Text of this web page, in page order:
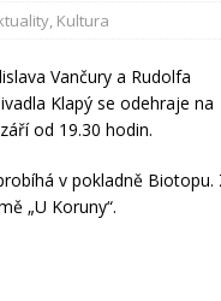
, Kultura
Vančury a Rudolfa
Klapý se odehraje na
od 19.30 hodin.
v pokladně Biotopu.
„U Koruny“.